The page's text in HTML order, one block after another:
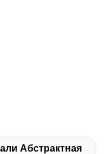
Абстрактная